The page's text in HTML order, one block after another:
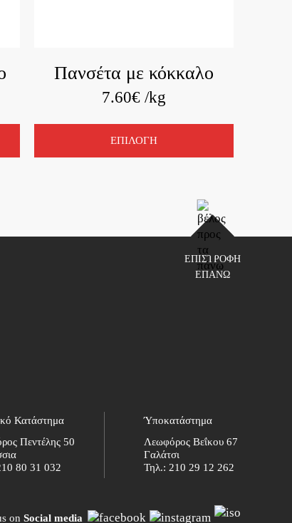
Πανσέτα με κόκκαλο
7.60€ /kg
ΕΠΙΛΟΓΗ
ΕΠΙΣΤΡΟΦΗ
ΕΠΑΝΩ
Κατάστημα
Πεντέλης 50
80 31 032
Ύποκατάστημα
Λεωφόρος Βεΐκου 67
Γαλάτσι
Τηλ.: 210 29 12 262
on Social media